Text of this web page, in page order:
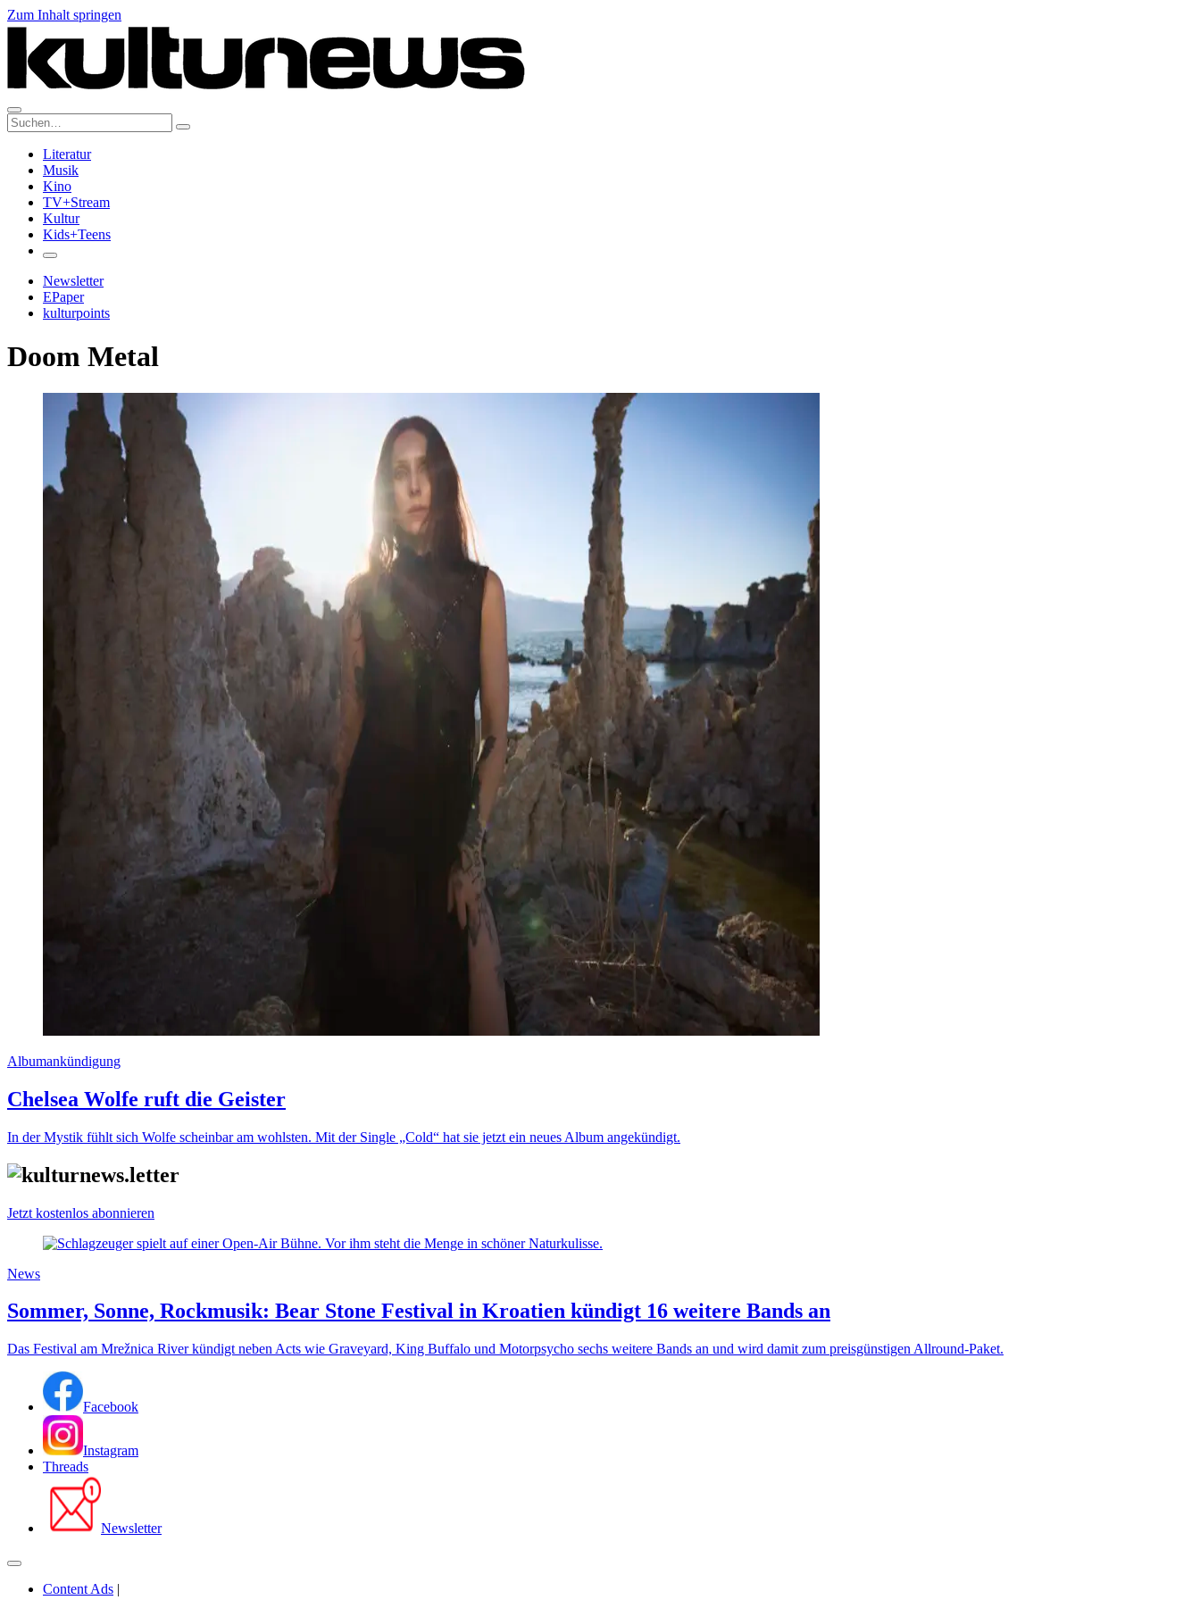
Zum Inhalt springen
Suche:
Literatur
Musik
Kino
TV+Stream
Kultur
Kids+Teens
Newsletter
EPaper
kulturpoints
Doom Metal
Albumankündigung
Chelsea Wolfe ruft die Geister
In der Mystik fühlt sich Wolfe scheinbar am wohlsten. Mit der Single „Cold“ hat sie jetzt ein neues Album angekündigt.
Jetzt kostenlos abonnieren
News
Sommer, Sonne, Rockmusik: Bear Stone Festival in Kroatien kündigt 16 weitere Bands an
Das Festival am Mrežnica River kündigt neben Acts wie Graveyard, King Buffalo und Motorpsycho sechs weitere Bands an und wird damit zum preisgünstigen Allround-Paket.
Facebook
Instagram
Threads
Newsletter
Content Ads |